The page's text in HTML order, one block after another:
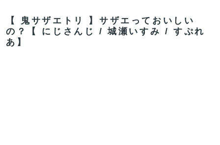
【 鬼サザエトリ 】サザエっておいしい
の？【 にじさんじ / 城瀬いすみ / すぷれ
あ】